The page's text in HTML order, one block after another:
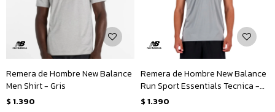
Remera de Hombre New Balance
Men Shirt - Gris
$ 1.390
Remera de Hombre New Balance
Run Sport Essentials Tecnica -
Gris
$ 1.390